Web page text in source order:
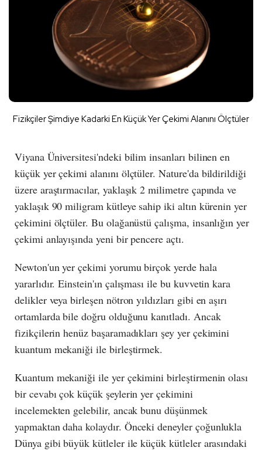
Fizikçiler Şimdiye Kadarki En Küçük Yer Çekimi Alanını Ölçtüler
Viyana Üniversitesi'ndeki bilim insanları bilinen en
küçük yer çekimi alanını ölçtüler. Nature'da bildirildiği
üzere araştırmacılar, yaklaşık 2 milimetre çapında ve
yaklaşık 90 miligram kütleye sahip iki altın kürenin yer
çekimini ölçtüler. Bu olağanüstü çalışma, insanlığın yer
çekimi anlayışında yeni bir pencere açtı.
Newton'un yer çekimi yorumu birçok yerde hala
yararlıdır. Einstein'ın çalışması ile bu kuvvetin kara
delikler veya birleşen nötron yıldızları gibi en aşırı
ortamlarda bile doğru olduğunu kanıtladı. Ancak
fizikçilerin henüz başaramadıkları şey yer çekimini
kuantum mekaniği ile birleştirmek.
Kuantum mekaniği ile yer çekimini birleştirmenin olası
bir cevabı çok küçük şeylerin yer çekimini
incelemekten gelebilir, ancak bunu düşünmek
yapmaktan daha kolaydır. Önceki deneyler çoğunlukla
Dünya gibi büyük kütleler ile küçük kütleler arasındaki